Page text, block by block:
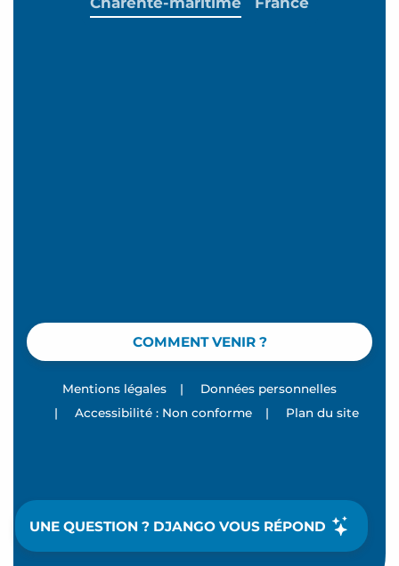
UNE QUESTION ? DJANGO VOUS RÉPOND
COMMENT VENIR ?
Mentions légales |
Données personnelles
|
Accessibilité : Non conforme | Plan du site